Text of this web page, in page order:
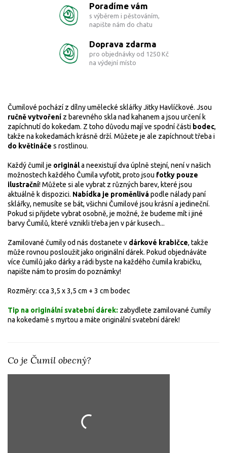
Poradíme vám
s výběrem i pěstováním,
napište nám do chatu
Doprava zdarma
pro objednávky od 1250 Kč
na výdejní místo
Čumilové pochází z dílny umělecké sklářkyJitky Havlíčkové. Jsou
ručně vytvoření z barevného skla nad kahanem a jsou určení k
zapíchnutí do kokedam. Z toho důvodu mají ve spodní části bodec,
takže na kokedamách krásně drží. Můžete je ale zapíchnout třeba i
do květináče s rostlinou.
Každý čumil je originála neexistují dva úplně stejní, není v našich
možnostech každého Čumila vyfotit, proto jsou fotky pouze
ilustrační! Můžete si ale vybrat z různých barev, které jsou
aktuálně k dispozici. Nabídka je proměnlivápodle nálady paní
sklářky, nemusíte se bát, všichni Čumilové jsou krásní a jedineční.
Pokud si přijdete vybrat osobně, je možné, že budeme mít i jiné
barvy Čumilů, které vznikli třeba jen v pár kusech...
Zamilované čumily od nás dostanete v dárkové krabičce, takže
může rovnou posloužit jako originální dárek. Pokud objednáváte
více čumilů jako dárky a rádi byste na každého čumila krabičku,
napište nám to prosím do poznámky!
Rozměry: cca 3,5 x 3,5 cm + 3 cm bodec
Tip na originální svatební dárek: zabydlete zamilované čumily
na kokedamě s myrtou a máte originální svatební dárek!
Co je Čumil obecný?